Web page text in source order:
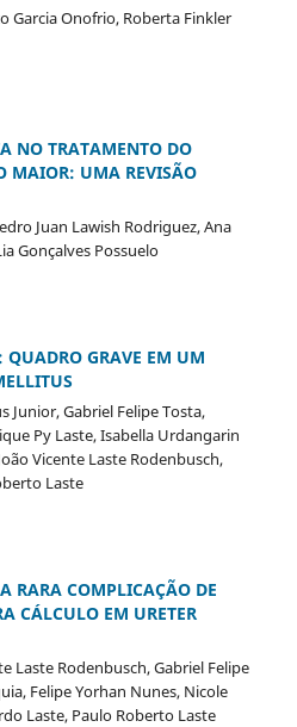
Garcia Onofrio, Roberta Finkler
NO TRATAMENTO DO
MAIOR: UMA REVISÃO
Juan Lawish Rodriguez, Ana
Gonçalves Possuelo
QUADRO GRAVE EM UM
Junior, Gabriel Felipe Tosta,
Py Laste, Isabella Urdangarin
Vicente Laste Rodenbusch,
Laste
RARA COMPLICAÇÃO DE
CÁLCULO EM URETER
Laste Rodenbusch, Gabriel Felipe
Felipe Yorhan Nunes, Nicole
Laste, Paulo Roberto Laste